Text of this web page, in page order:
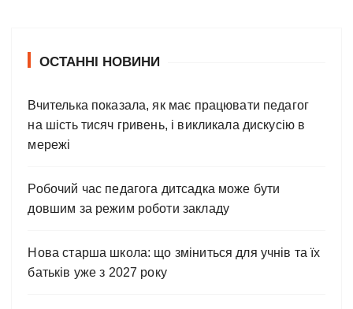
ОСТАННІ НОВИНИ
Вчителька показала, як має працювати педагог
на шість тисяч гривень, і викликала дискусію в
мережі
Робочий час педагога дитсадка може бути
довшим за режим роботи закладу
Нова старша школа: що зміниться для учнів та їх
батьків уже з 2027 року